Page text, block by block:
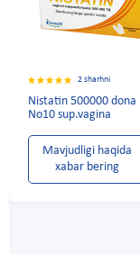
2 sharhni
Nistatin 500000 dona
No10 sup.vagina
Mavjudligi haqida
xabar bering